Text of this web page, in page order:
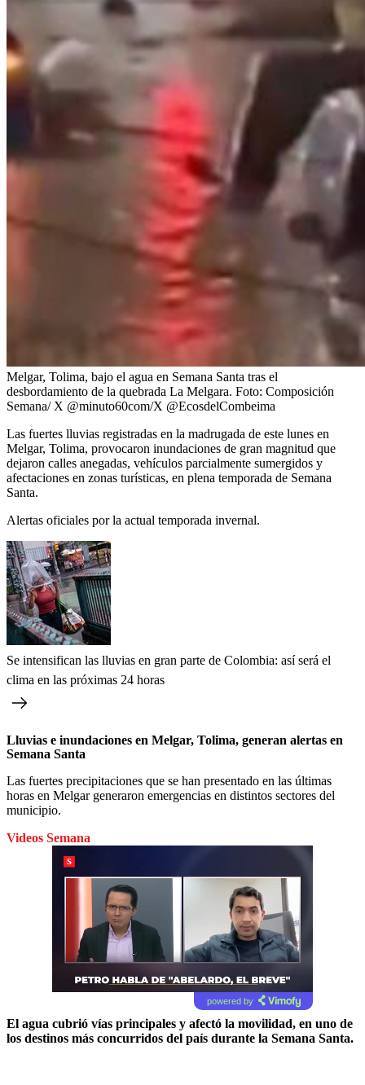
Melgar, Tolima, bajo el agua en Semana Santa tras el
desbordamiento de la quebrada La Melgara. Foto: Composición
Semana/ X @minuto60com/X @EcosdelCombeima
Las fuertes lluvias registradas en la madrugada de este lunes en
Melgar, Tolima, provocaron inundaciones de gran magnitud que
dejaron calles anegadas, vehículos parcialmente sumergidos y
afectaciones en zonas turísticas, en plena temporada de Semana
Santa.
Alertas oficiales por la actual temporada invernal.
Se intensifican las lluvias en gran parte de Colombia: así será el
clima en las próximas 24 horas
Lluvias e inundaciones en Melgar, Tolima, generan alertas en
Semana Santa
Las fuertes precipitaciones que se han presentado en las últimas
horas en Melgar generaron emergencias en distintos sectores del
municipio.
Videos Semana
powered by
El agua cubrió vías principales y afectó la movilidad, en uno de
los destinos más concurridos del país durante la Semana Santa.